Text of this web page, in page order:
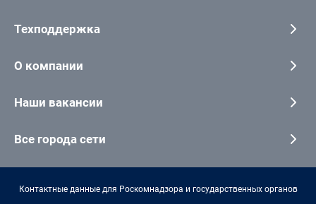
Техподдержка
О компании
Наши вакансии
Все города сети
Контактные данные для Роскомнадзора и государственных органов